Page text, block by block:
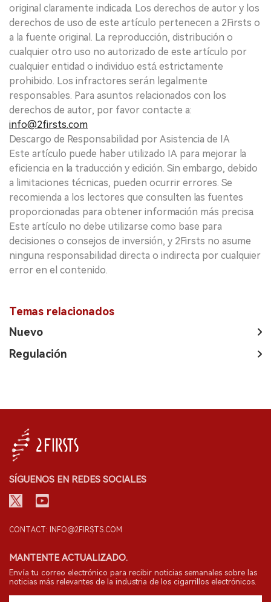
original claramente indicada. Los derechos de autor y los
derechos de uso de este artículo pertenecen a 2Firsts o
a la fuente original. La reproducción, distribución o
cualquier otro uso no autorizado de este artículo por
cualquier entidad o individuo está estrictamente
prohibido. Los infractores serán legalmente
responsables. Para asuntos relacionados con los
derechos de autor, por favor contacte a:
info@2firsts.com
Descargo de Responsabilidad por Asistencia de IA
Este artículo puede haber utilizado IA para mejorar la
eficiencia en la traducción y edición. Sin embargo, debido
a limitaciones técnicas, pueden ocurrir errores. Se
recomienda a los lectores que consulten las fuentes
proporcionadas para obtener información más precisa.
Este artículo no debe utilizarse como base para
decisiones o consejos de inversión, y 2Firsts no asume
ninguna responsabilidad directa o indirecta por cualquier
error en el contenido.
Temas relacionados
Nuevo
Regulación
SÍGUENOS EN REDES SOCIALES
CONTACT: INFO@2FIRSTS.COM
MANTENTE ACTUALIZADO.
Envía tu correo electrónico para recibir noticias semanales sobre las
noticias más relevantes de la industria de los cigarrillos electrónicos.